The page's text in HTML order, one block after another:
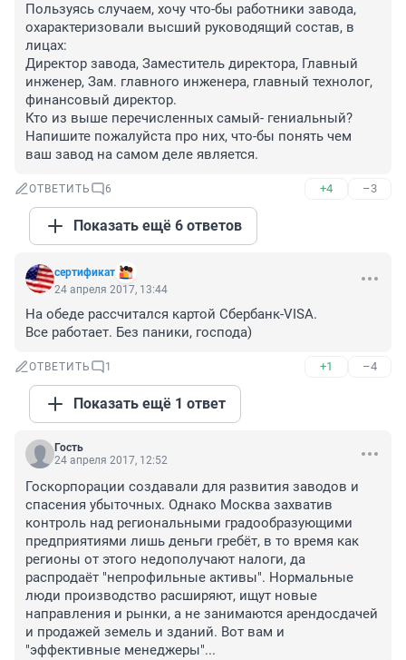
Пользуясь случаем, хочу что-бы работники завода,
охарактеризовали высший руководящий состав, в
лицах:
Директор завода, Заместитель директора, Главный
инженер, Зам. главного инженера, главный технолог,
финансовый директор.
Кто из выше перечисленных самый- гениальный?
Напишите пожалуйста про них, что-бы понять чем
ваш завод на самом деле является.
ОТВЕТИТЬ 6 +4 –3
Показать ещё 6 ответов
сертификат
24 апреля 2017, 13:44
На обеде рассчитался картой Сбербанк-VISA.
Все работает. Без паники, господа)
ОТВЕТИТЬ 1 +1 –4
Показать ещё 1 ответ
Гость
24 апреля 2017, 12:52
Госкорпорации создавали для развития заводов и
спасения убыточных. Однако Москва захватив
контроль над региональными градообразующими
предприятиями лишь деньги гребёт, в то время как
регионы от этого недополучают налоги, да
распродаёт "непрофильные активы". Нормальные
люди производство расширяют, ищут новые
направления и рынки, а не занимаются арендосдачей
и продажей земель и зданий. Вот вам и
"эффективные менеджеры"...